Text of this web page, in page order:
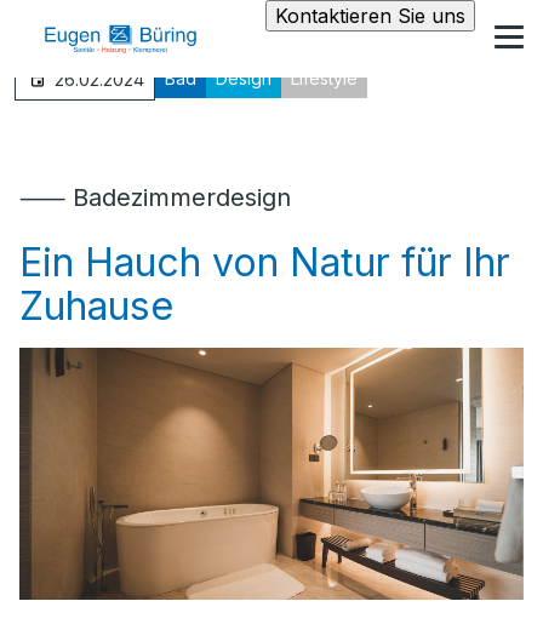
Kontaktieren Sie uns
26.02.2024 Bad Design Lifestyle
⸺ Badezimmerdesign
Ein Hauch von Natur für Ihr
Zuhause